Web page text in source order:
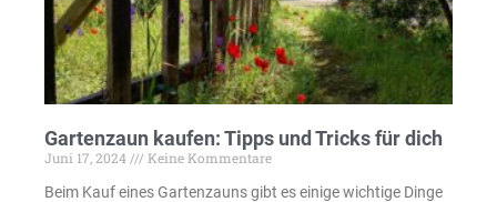
Gartenzaun kaufen: Tipps und Tricks für dich
Juni 17, 2024
Keine Kommentare
Beim Kauf eines Gartenzauns gibt es einige wichtige Dinge